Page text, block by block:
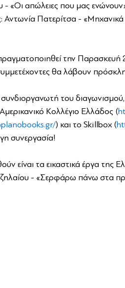
απώλειες που μας ενώνουν»
Αντωνία Πατερίτσα -
την Παρασκευή
θα λάβουν
του
Κολλέγιο Ελλάδος (
) και το Skillbox (
συνεργασία!
είναι τα εικαστικά έργα της
- «Σερφάρω πάνω στα